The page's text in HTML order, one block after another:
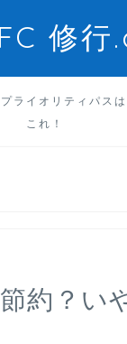
修行
ライオリティパスは
これ！
約？い